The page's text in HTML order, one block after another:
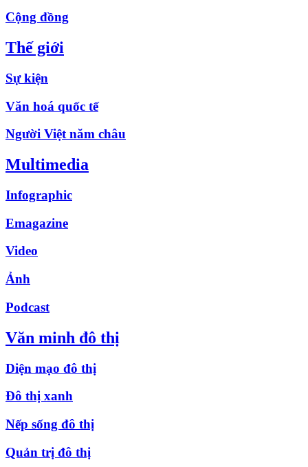
Cộng đồng
Thế giới
Sự kiện
Văn hoá quốc tế
Người Việt năm châu
Multimedia
Infographic
Emagazine
Video
Ảnh
Podcast
Văn minh đô thị
Diện mạo đô thị
Đô thị xanh
Nếp sống đô thị
Quản trị đô thị